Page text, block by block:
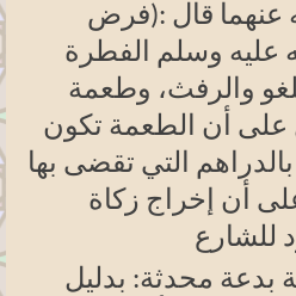
قال :(فرض
عليه وسلم الفطرة
والرفث، وطعمة
على أن الطعمة تكون
التي تقضى بها
أن إخراج زكاة
للشارع
بدعة محدثة: بدليل